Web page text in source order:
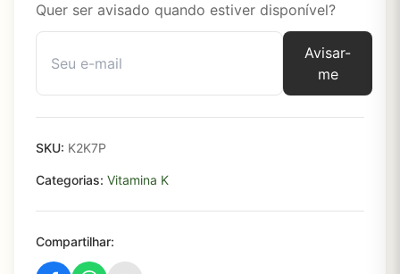
Quer ser avisado quando estiver disponível?
Avisar-
me
SKU: K2K7P
Categorias: Vitamina K
Compartilhar: